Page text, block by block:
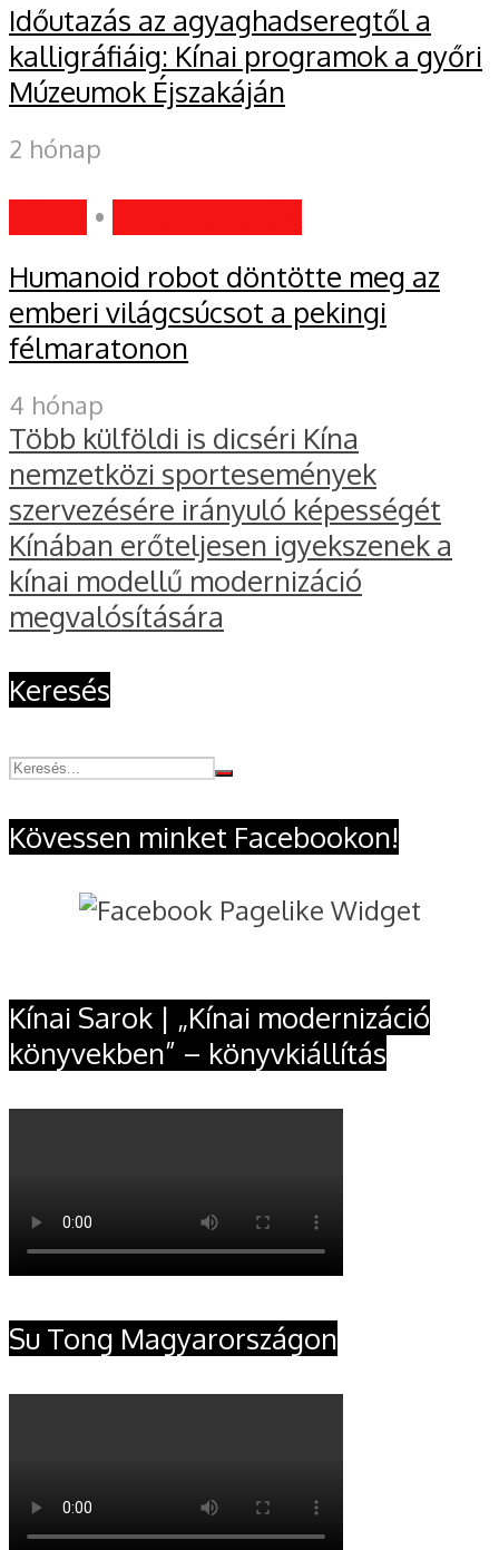
Időutazás az agyaghadseregtől a
kalligráfiáig: Kínai programok a győri
Múzeumok Éjszakáján
2 hónap
•
Humanoid robot döntötte meg az
emberi világcsúcsot a pekingi
félmaratonon
4 hónap
Több külföldi is dicséri Kína
nemzetközi sportesemények
szervezésére irányuló képességét
Kínában erőteljesen igyekszenek a
kínai modellű modernizáció
megvalósítására
Keresés
Kövessen minket Facebookon!
Kínai Sarok | „Kínai modernizáció
könyvekben” – könyvkiállítás
Su Tong Magyarországon